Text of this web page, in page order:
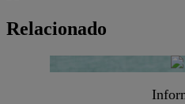
Relacionado